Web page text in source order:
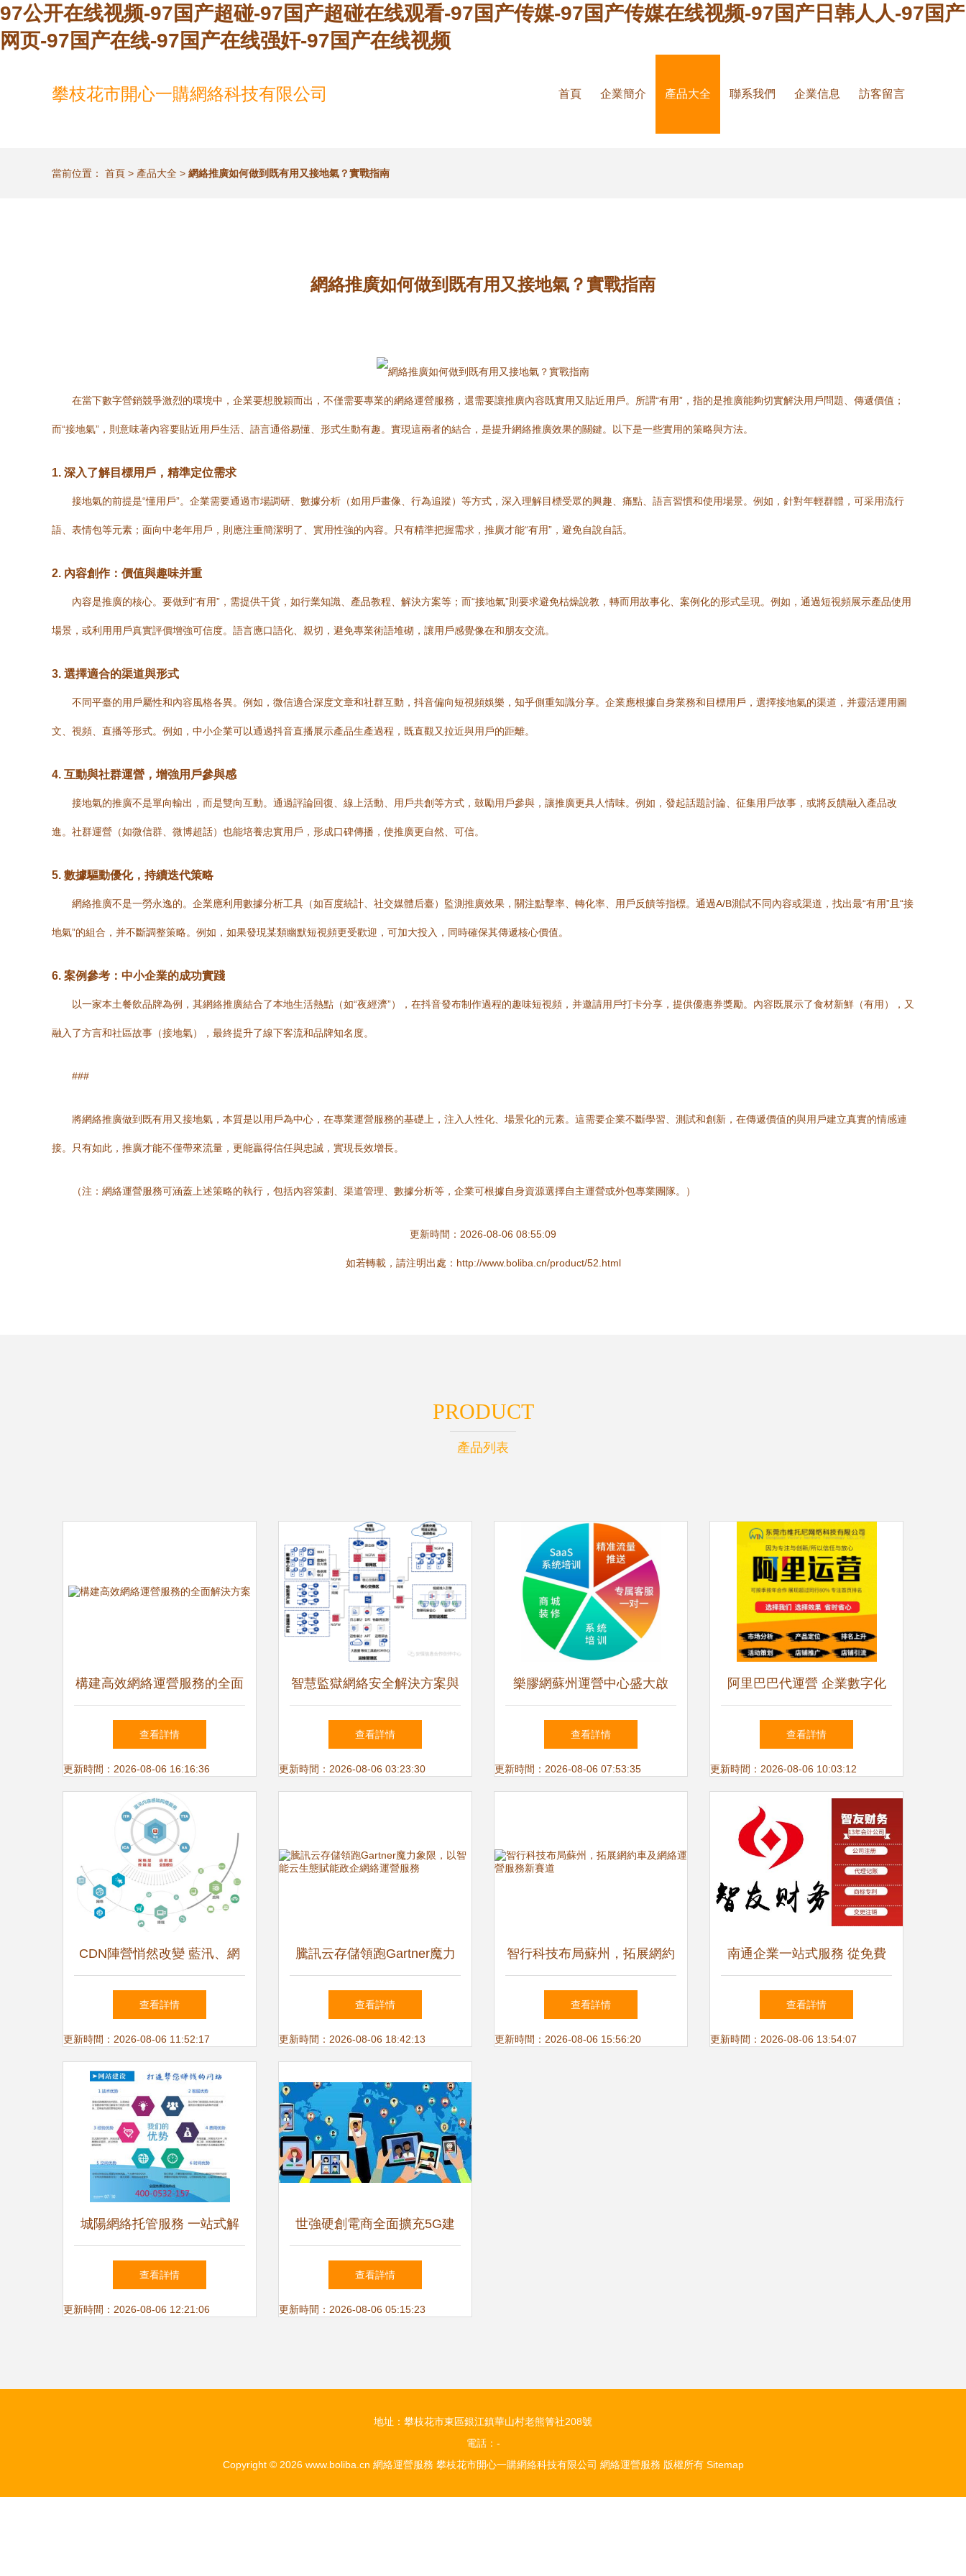
97公开在线视频-97国产超碰-97国产超碰在线观看-97国产传媒-97国产传媒在线视频-97国产日韩人人-97国产
网页-97国产在线-97国产在线强奸-97国产在线视频
攀枝花市開心一購網絡科技有限公司 首頁 企業簡介 產品大全 聯系我們 企業信息 訪客留言
當前位置： 首頁 > 產品大全 > 網絡推廣如何做到既有用又接地氣？實戰指南
網絡推廣如何做到既有用又接地氣？實戰指南
在當下數字營銷競爭激烈的環境中，企業要想脫穎而出，不僅需要專業的網絡運營服務，還需要讓推廣內容既實用又貼近用戶。所謂“有用”，指的是推廣能夠切實解決用戶問題、傳遞價值；
而“接地氣”，則意味著內容要貼近用戶生活、語言通俗易懂、形式生動有趣。實現這兩者的結合，是提升網絡推廣效果的關鍵。以下是一些實用的策略與方法。
1. 深入了解目標用戶，精準定位需求
接地氣的前提是“懂用戶”。企業需要通過市場調研、數據分析（如用戶畫像、行為追蹤）等方式，深入理解目標受眾的興趣、痛點、語言習慣和使用場景。例如，針對年輕群體，可采用流行
語、表情包等元素；面向中老年用戶，則應注重簡潔明了、實用性強的內容。只有精準把握需求，推廣才能“有用”，避免自說自話。
2. 內容創作：價值與趣味并重
內容是推廣的核心。要做到“有用”，需提供干貨，如行業知識、產品教程、解決方案等；而“接地氣”則要求避免枯燥說教，轉而用故事化、案例化的形式呈現。例如，通過短視頻展示產品使用
場景，或利用用戶真實評價增強可信度。語言應口語化、親切，避免專業術語堆砌，讓用戶感覺像在和朋友交流。
3. 選擇適合的渠道與形式
不同平臺的用戶屬性和內容風格各異。例如，微信適合深度文章和社群互動，抖音偏向短視頻娛樂，知乎側重知識分享。企業應根據自身業務和目標用戶，選擇接地氣的渠道，并靈活運用圖
文、視頻、直播等形式。例如，中小企業可以通過抖音直播展示產品生產過程，既直觀又拉近與用戶的距離。
4. 互動與社群運營，增強用戶參與感
接地氣的推廣不是單向輸出，而是雙向互動。通過評論回復、線上活動、用戶共創等方式，鼓勵用戶參與，讓推廣更具人情味。例如，發起話題討論、征集用戶故事，或將反饋融入產品改
進。社群運營（如微信群、微博超話）也能培養忠實用戶，形成口碑傳播，使推廣更自然、可信。
5. 數據驅動優化，持續迭代策略
網絡推廣不是一勞永逸的。企業應利用數據分析工具（如百度統計、社交媒體后臺）監測推廣效果，關注點擊率、轉化率、用戶反饋等指標。通過A/B測試不同內容或渠道，找出最“有用”且“接
地氣”的組合，并不斷調整策略。例如，如果發現某類幽默短視頻更受歡迎，可加大投入，同時確保其傳遞核心價值。
6. 案例參考：中小企業的成功實踐
以一家本土餐飲品牌為例，其網絡推廣結合了本地生活熱點（如“夜經濟”），在抖音發布制作過程的趣味短視頻，并邀請用戶打卡分享，提供優惠券獎勵。內容既展示了食材新鮮（有用），又
融入了方言和社區故事（接地氣），最終提升了線下客流和品牌知名度。
###
將網絡推廣做到既有用又接地氣，本質是以用戶為中心，在專業運營服務的基礎上，注入人性化、場景化的元素。這需要企業不斷學習、測試和創新，在傳遞價值的與用戶建立真實的情感連
接。只有如此，推廣才能不僅帶來流量，更能贏得信任與忠誠，實現長效增長。
（注：網絡運營服務可涵蓋上述策略的執行，包括內容策劃、渠道管理、數據分析等，企業可根據自身資源選擇自主運營或外包專業團隊。）
更新時間：2026-08-06 08:55:09
如若轉載，請注明出處：http://www.boliba.cn/product/52.html
PRODUCT
產品列表
構建高效網絡運營服務的全面
解決方案
查看詳情
更新時間：2026-08-06 16:16:36
智慧監獄網絡安全解決方案與
網絡運營服務 構建數字時代
的平安防線
查看詳情
更新時間：2026-08-06 03:23:30
樂膠網蘇州運營中心盛大啟
動，開啟網絡運營服務新篇章
查看詳情
更新時間：2026-08-06 07:53:35
阿里巴巴代運營 企業數字化
轉型的專業賦能伙伴
查看詳情
更新時間：2026-08-06 10:03:12
CDN陣營悄然改變 藍汛、網
宿等傳統巨頭走向末路？
查看詳情
更新時間：2026-08-06 11:52:17
騰訊云存儲領跑Gartner魔力
象限，以智能云生態賦能政企
網絡運營服務
查看詳情
更新時間：2026-08-06 18:42:13
智行科技布局蘇州，拓展網約
車及網絡運營服務新賽道
查看詳情
更新時間：2026-08-06 15:56:20
南通企業一站式服務 從免費
注冊到專業運營的智慧之選
查看詳情
更新時間：2026-08-06 13:54:07
城陽網絡托管服務 一站式解
決網店與網站運營難題
查看詳情
更新時間：2026-08-06 12:21:06
世強硬創電商全面擴充5G建
設所需器件種類，賦能網絡運
營服務新生態
查看詳情
更新時間：2026-08-06 05:15:23
地址：攀枝花市東區銀江鎮華山村老熊箐社208號
電話：-
Copyright © 2026 www.boliba.cn 網絡運營服務 攀枝花市開心一購網絡科技有限公司 網絡運營服務 版權所有 Sitemap